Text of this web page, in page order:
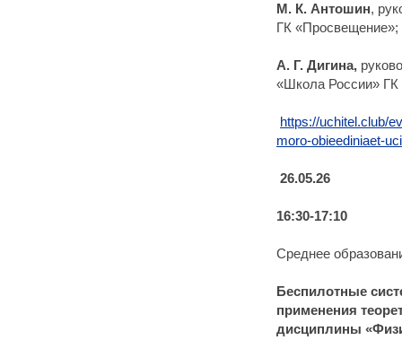
М. К. Антошин,
ГК «Просвещение»;
А. Г. Дигина,
«Школа России»
https://uchitel.club/
moro-obieediniaet-
26.05.26
16:30-17:10
Среднее
Беспилотные
применения
дисциплины